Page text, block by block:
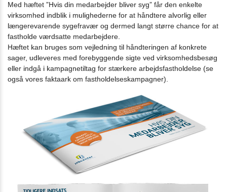
arrangementer
2.5:
Job
i
callcentret
3.0:
For
Jobcentre
3.1:
Virksomhedsindsatsen
3.2:
Analyse
3.3:
Blanketsystemer
3.4:
Brugerundersøgelse
3.5:
EasyMail
–
Nyhedsbrev
3.6:
Indsats
mod
sygefravær
Med hæftet ”Hvis din medarbejder bliver syg” får den enkelte
virksomhed indblik i mulighederne for at håndtere alvorlig eller
længerevarende sygefravær og dermed langt større chance for at
fastholde værdsatte medarbejdere.
Hæftet kan bruges som vejledning til håndteringen af konkrete
sager, udleveres med forebyggende sigte ved virksomhedsbesøg
eller indgå i kampagnetiltag for stærkere arbejdsfastholdelse (se
også vores faktaark om fastholdelseskampagner).